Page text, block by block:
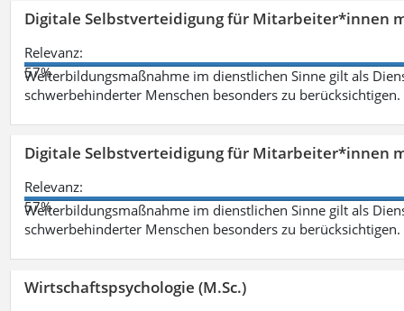
Digitale Selbstverteidigung für Mitarbeiter*innen
Relevanz:
57%
Weiterbildungsmaßnahme im dienstlichen Sinne gilt als
schwerbehinderter Menschen besonders zu berücksichtigen.
Digitale Selbstverteidigung für Mitarbeiter*innen
Relevanz:
57%
Weiterbildungsmaßnahme im dienstlichen Sinne gilt als
schwerbehinderter Menschen besonders zu berücksichtigen.
Wirtschaftspsychologie (M.Sc.)